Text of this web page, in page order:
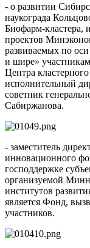
- о развитии
наукограда
Биофарм-кластера,
проектов
развиваемых по
и шире»
Центра
исполнительный
советник
Сабиржанова.
- заместитель
инновационного
господдержке
организуемой
институтов
является Фонд,
участников.